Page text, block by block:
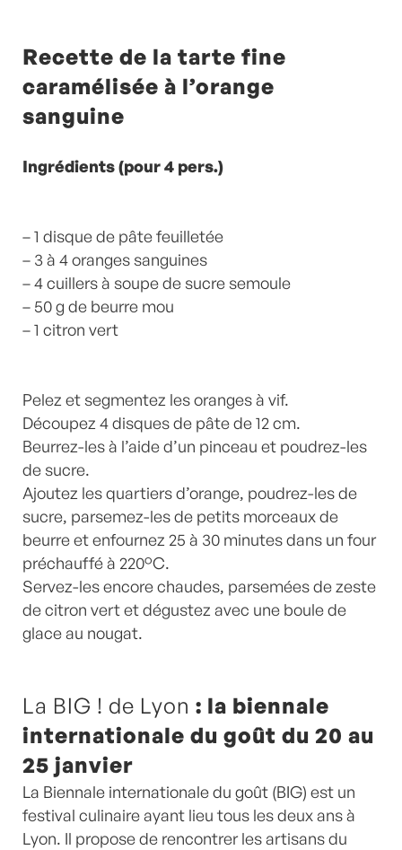
Recette de la tarte fine
caramélisée à l’orange
sanguine
Ingrédients (pour 4 pers.)
– 1 disque de pâte feuilletée
– 3 à 4 oranges sanguines
– 4 cuillers à soupe de sucre semoule
– 50 g de beurre mou
– 1 citron vert
Pelez et segmentez les oranges à vif.
Découpez 4 disques de pâte de 12 cm.
Beurrez-les à l’aide d’un pinceau et poudrez-les
de sucre.
Ajoutez les quartiers d’orange, poudrez-les de
sucre, parsemez-les de petits morceaux de
beurre et enfournez 25 à 30 minutes dans un four
préchauffé à 220°C.
Servez-les encore chaudes, parsemées de zeste
de citron vert et dégustez avec une boule de
glace au nougat.
La BIG ! de Lyon : la biennale
internationale du goût du 20 au
25 janvier
La Biennale internationale du goût (BIG) est un
festival culinaire ayant lieu tous les deux ans à
Lyon. Il propose de rencontrer les artisans du